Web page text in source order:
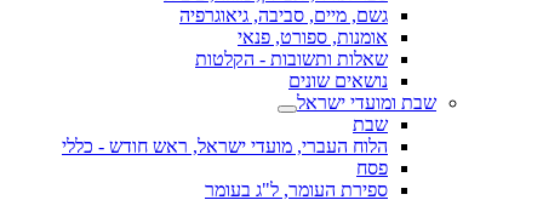
גשם, מיים, סביבה, גיאוגרפיה
אומנות, ספורט, פנאי
שאלות ותשובות - הקלטות
נושאים שונים
שבת ומועדי ישראל
שבת
הלוח העברי, מועדי ישראל, ראש חודש - כללי
פסח
ספירת העומר, ל"ג בעומר